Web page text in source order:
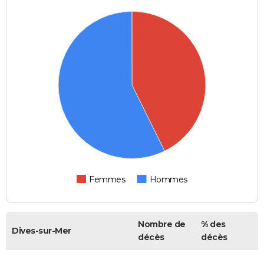
Femmes Hommes
Dives-sur-Mer
Nombre de
décès
% des
décès